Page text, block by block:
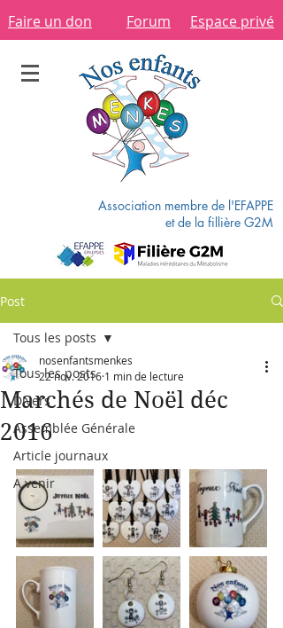
Faire un don Forum Espace privé
Association membre de l'EFAPPE
et de la fillière G2M
Post
Tous les posts
Divers
Assemblée Générale
Article journaux
A venir
Tous les posts
Marchés de Noël déc
2016
nosenfantsmenkes
22 nov. 2016 1 min de lecture